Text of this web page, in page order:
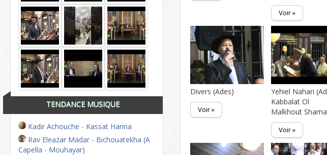
TENDANCE MUSIQUE
Kadir Achouche - Kassat Hanna
Rav Eleazar Madar - Bichouatekha (A
Capella - Mouhayar)
Voir »
Divers (Ades)
Voir »
Yehiel Nahari
Kabbalat Ol
Malkhout
Voir »